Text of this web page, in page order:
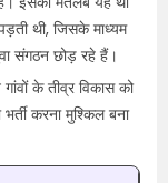
थी, जिसके माध्यम
संगठन छोड़ रहे हैं।
के तीव्र विकास को
करना मुश्किल बना